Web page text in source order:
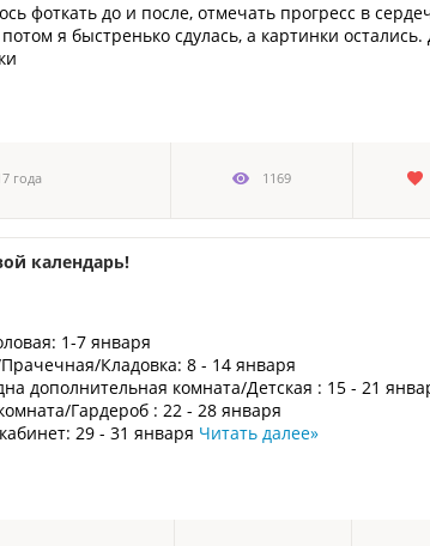
фоткать до и после, отмечать прогресс в
я быстренько сдулась, а картинки
года 1169
календарь!
1-7 января
Кладовка: 8 - 14 января
дополнительная комната/Детская : 15 - 21
Гардероб : 22 - 28 января
29 - 31 января Читать далее»